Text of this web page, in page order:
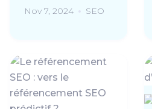
Nov 7, 2024 SEO